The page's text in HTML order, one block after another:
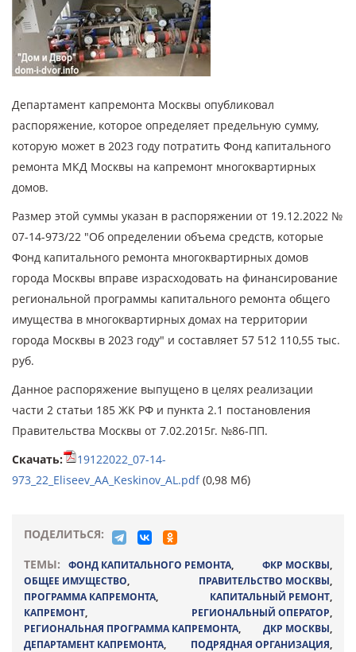
Департамент капремонта Москвы опубликовал
распоряжение, которое определяет предельную сумму,
которую может в 2023 году потратить Фонд капитального
ремонта МКД Москвы на капремонт многоквартирных
домов.
Размер этой суммы указан в распоряжении от 19.12.2022 №
07-14-973/22 "Об определении объема средств, которые
Фонд капитального ремонта многоквартирных домов
города Москвы вправе израсходовать на финансирование
региональной программы капитального ремонта общего
имущества в многоквартирных домах на территории
города Москвы в 2023 году" и составляет 57 512 110,55 тыс.
руб.
Данное распоряжение выпущено в целях реализации
части 2 статьи 185 ЖК РФ и пункта 2.1 постановления
Правительства Москвы от 7.02.2015г. №86-ПП.
Скачать:
19122022_07-14-
973_22_Eliseev_AA_Keskinov_AL.pdf(0,98 Мб)
ПОДЕЛИТЬСЯ:
ТЕМЫ:
ФОНД КАПИТАЛЬНОГО РЕМОНТА, ФКР МОСКВЫ,
ОБЩЕЕ ИМУЩЕСТВО, ПРАВИТЕЛЬСТВО МОСКВЫ,
ПРОГРАММА КАПРЕМОНТА, КАПИТАЛЬНЫЙ РЕМОНТ,
КАПРЕМОНТ, РЕГИОНАЛЬНЫЙ ОПЕРАТОР,
РЕГИОНАЛЬНАЯ ПРОГРАММА КАПРЕМОНТА, ДКР МОСКВЫ,
ДЕПАРТАМЕНТ КАПРЕМОНТА, ПОДРЯДНАЯ ОРГАНИЗАЦИЯ,